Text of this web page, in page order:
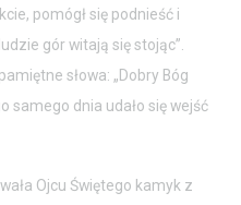
Nauka
Projekty
pomógł się podnieść i
gór witają się stojąc”.
słowa: „Dobry Bóg
samego dnia udało się wejść
Ojcu Świętego kamyk z